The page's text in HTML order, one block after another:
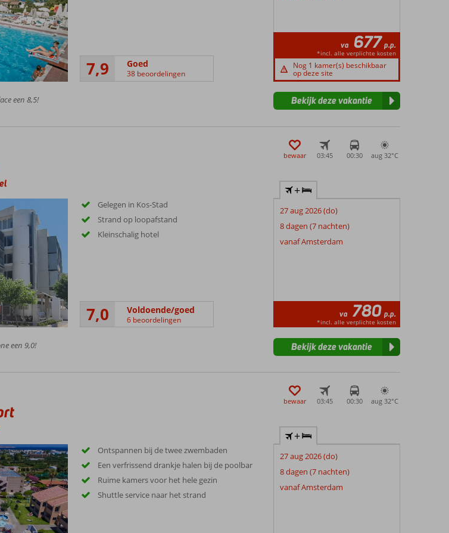
7,9 Goed
38 beoordelingen
va 677 p.p.
*incl. alle verplichte kosten
Nog 1 kamer(s) beschikbaar
op deze site
een 8,5! Bekijk deze vakantie
bewaar 03:45 00:30 aug 32°C
Gelegen in Kos-Stad
Strand op loopafstand
Kleinschalig hotel
7,0 Voldoende/goed
6 beoordelingen
+
27 aug 2026 (do)
8 dagen (7 nachten)
vanaf Amsterdam
va 780 p.p.
*incl. alle verplichte kosten
een 9,0! Bekijk deze vakantie
bewaar 03:45 00:30 aug 32°C
Ontspannen bij de twee zwembaden
Een verfrissend drankje halen bij de poolbar
Ruime kamers voor het hele gezin
Shuttle service naar het strand
+
27 aug 2026 (do)
8 dagen (7 nachten)
vanaf Amsterdam